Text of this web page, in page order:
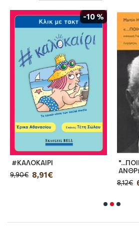
• Την ενότητα της αγωγής περί
(διάδικοι, αίτημα, στοιχεία,
προϋποθέσεις, άμυνα
του, νόμιμος μεριδούχος,
αποδοχής, ερμηνεία
πληροφοριών για την
• Περί διανομής κοινού κλήρου
στοιχεία, αίτημα,
εναγομένου).
• Περί νόμιμης μοίρας
-10 %
#ΚΑΛΟΚΑΙΡΙ
8,91€
9,90€
8,12€